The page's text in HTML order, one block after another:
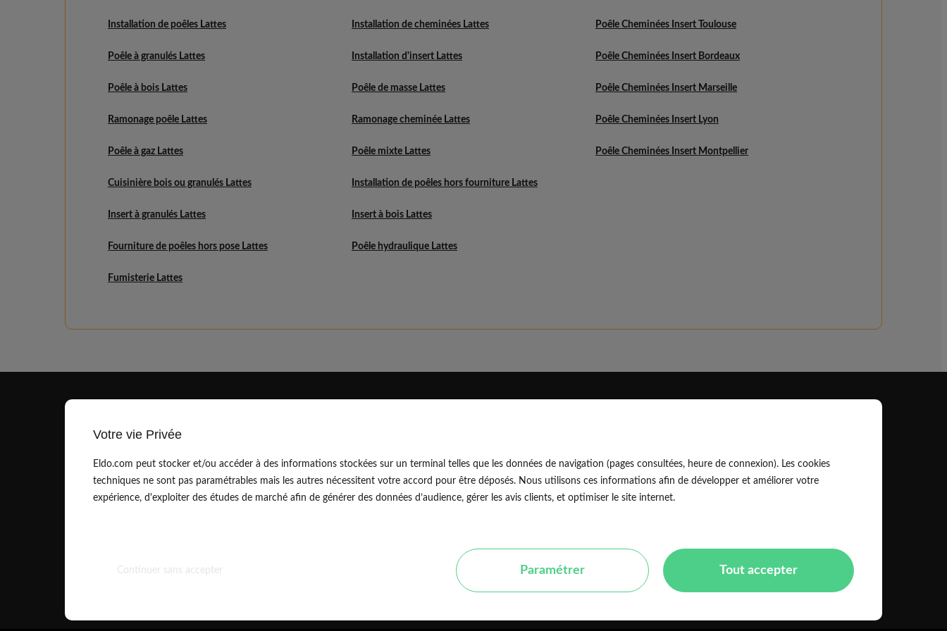
Installation de poêles Lattes Installation de cheminées Lattes
Poêle à granulés Lattes Installation d'insert Lattes
Poêle à bois Lattes Poêle de masse Lattes
Ramonage poêle Lattes Ramonage cheminée Lattes
Poêle à gaz Lattes Poêle mixte Lattes
Cuisinière bois ou granulés Lattes Installation de poêles hors fourniture Lattes
Insert à granulés Lattes Insert à bois Lattes
Fourniture de poêles hors pose Lattes Poêle hydraulique Lattes
Fumisterie Lattes
Poêle Cheminées Insert Toulouse
Poêle Cheminées Insert Bordeaux
Poêle Cheminées Insert Marseille
Poêle Cheminées Insert Lyon
Poêle Cheminées Insert Montpellier
contact@eldo.com
01.83.75.42.90
Rejoindre notre équipe
Blog professionnel
Blog particulier
Avis vérifiés
EldoPro pour les artisans et pros
EldoNetwork pour les réseaux, marques et industriels
Règles de classement des artisans
Mentions légales CGU
Votre vie Privée
Eldo.com peut stocker et/ou accéder à des informations stockées sur un terminal telles que les données de navigation (pages consultées, heure de connexion). Les cookies
techniques ne sont pas paramétrables mais les autres nécessitent votre accord pour être déposés. Nous utilisons ces informations afin de développer et améliorer votre
expérience, d'exploiter des études de marché afin de générer des données d’audience, gérer les avis clients, et optimiser le site internet.
Continuer sans accepter Paramétrer Tout accepter